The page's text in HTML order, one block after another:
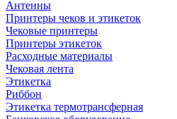
Антенны
Принтеры чеков и этикеток
Чековые принтеры
Принтеры этикеток
Расходные материалы
Чековая лента
Этикетка
Риббон
Этикетка термотрансферная